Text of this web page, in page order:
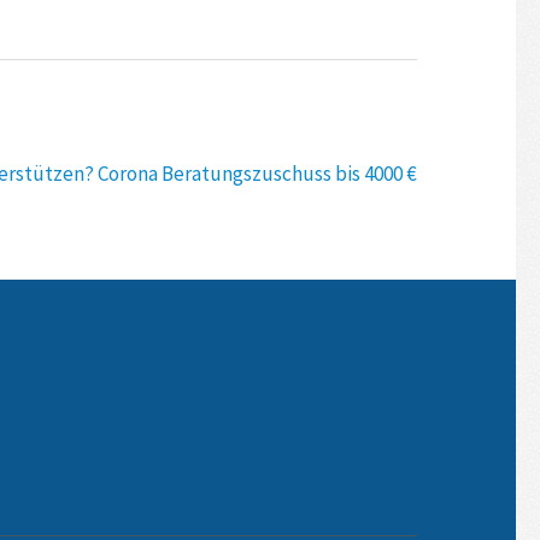
Corona Beratungszuschuss bis 4000 €